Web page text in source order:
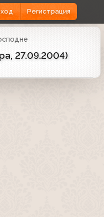
Регистрация
27.09.2004)